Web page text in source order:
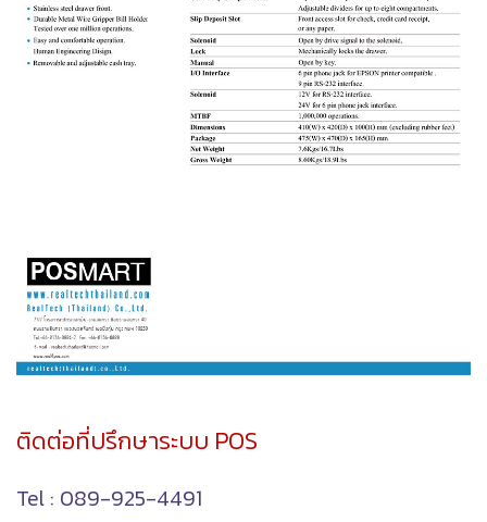
ติดต่อที่ปรึกษาระบบ POS
Tel : 089-925-4491